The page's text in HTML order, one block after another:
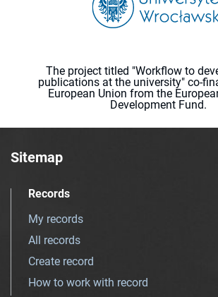
The project titled "Workflow to
publications at the university" co-
European Union from the
Development Fund.
Sitemap
Records
My records
All records
Create record
How to work with record